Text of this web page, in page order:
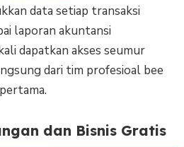
data setiap transaksi
laporan akuntansi
dapatkan akses seumur
dari tim profesioal bee
dan Bisnis Gratis